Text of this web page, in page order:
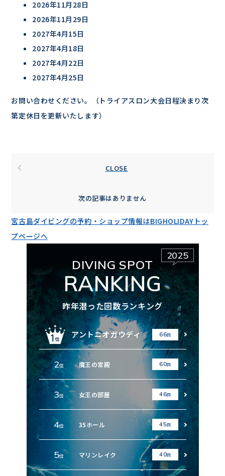
2026年11月28日
2026年11月29日
2027年4月15日
2027年4月18日
2027年4月22日
2027年4月25日
お問い合わせください。（トライアスロン大会日程決まり次
第定休日を更新いたします）
CLOSE
次の記事はありません
宮古島ダイビングの予約・ショップ情報はBIGHOLIDAYトッ
プページへ
2025
DIVING SPOT
RANKING
昨年潜った回数ランキング
アントニオガウディ 66回
2位 魔王の宮殿 60回
3位 女王の部屋 46回
4位 35ホール 45回
5位 マリンレイク 40回